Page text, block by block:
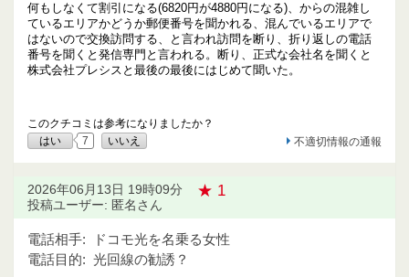
何もしなくて割引になる(6820円が4880円になる)、からの混雑し
ているエリアかどうか郵便番号を聞かれる、混んでいるエリアで
はないので交換訪問する、と言われ訪問を断り、折り返しの電話
番号を聞くと発信専門と言われる。断り、正式な会社名を聞くと
株式会社プレシスと最後の最後にはじめて聞いた。
このクチコミは参考になりましたか？
はい
7 いいえ 不適切情報の通報
2026年06月13日 19時09分 ★ 1
投稿ユーザー: 匿名さん
電話相手:
ドコモ光を名乗る女性
電話目的: 光回線の勧誘？